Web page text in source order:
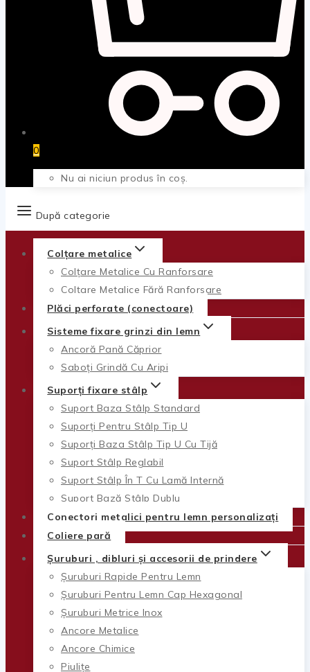
0
Nu ai niciun produs în coș.
După categorie
Colțare metalice
Colțare Metalice Cu Ranforsare
Colțare Metalice Fără Ranforsare
Plăci perforate (conectoare)
Sisteme fixare grinzi din lemn
Ancoră Pană Căprior
Saboți Grindă Cu Aripi
Suporți fixare stâlp
Suport Baza Stâlp Standard
Suporți Pentru Stâlp Tip U
Suporți Baza Stâlp Tip U Cu Tijă
Suport Stâlp Reglabil
Suport Stâlp În T Cu Lamă Internă
Suport Bază Stâlp Dublu
Conectori metalici pentru lemn personalizați
Coliere pară
Șuruburi , dibluri și accesorii de prindere
Șuruburi Rapide Pentru Lemn
Șuruburi Pentru Lemn Cap Hexagonal
Șuruburi Metrice Inox
Ancore Metalice
Ancore Chimice
Piulițe